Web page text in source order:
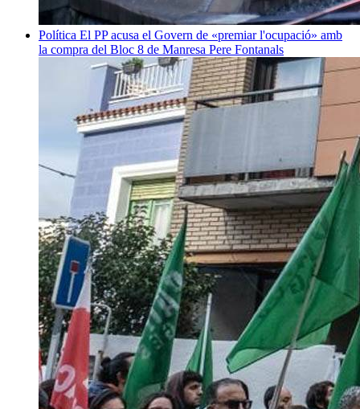
Política El PP acusa el Govern de «premiar l'ocupació» amb
la compra del Bloc 8 de Manresa Pere Fontanals